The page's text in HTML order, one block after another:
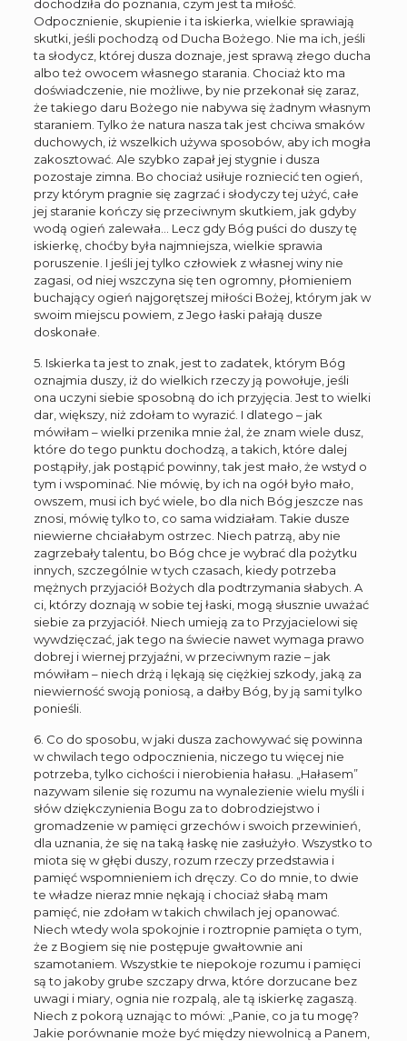
dochodziła do poznania, czym jest ta miłość.
Odpocznienie, skupienie i ta iskierka, wielkie sprawiają
skutki, jeśli pochodzą od Ducha Bożego. Nie ma ich, jeśli
ta słodycz, której dusza doznaje, jest sprawą złego ducha
albo też owocem własnego starania. Chociaż kto ma
doświadczenie, nie możliwe, by nie przekonał się zaraz,
że takiego daru Bożego nie nabywa się żadnym własnym
staraniem. Tylko że natura nasza tak jest chciwa smaków
duchowych, iż wszelkich używa sposobów, aby ich mogła
zakosztować. Ale szybko zapał jej stygnie i dusza
pozostaje zimna. Bo chociaż usiłuje rozniecić ten ogień,
przy którym pragnie się zagrzać i słodyczy tej użyć, całe
jej staranie kończy się przeciwnym skutkiem, jak gdyby
wodą ogień zalewała… Lecz gdy Bóg puści do duszy tę
iskierkę, choćby była najmniejsza, wielkie sprawia
poruszenie. I jeśli jej tylko człowiek z własnej winy nie
zagasi, od niej wszczyna się ten ogromny, płomieniem
buchający ogień najgorętszej miłości Bożej, którym jak w
swoim miejscu powiem, z Jego łaski pałają dusze
doskonałe.
5. Iskierka ta jest to znak, jest to zadatek, którym Bóg
oznajmia duszy, iż do wielkich rzeczy ją powołuje, jeśli
ona uczyni siebie sposobną do ich przyjęcia. Jest to wielki
dar, większy, niż zdołam to wyrazić. I dlatego – jak
mówiłam – wielki przenika mnie żal, że znam wiele dusz,
które do tego punktu dochodzą, a takich, które dalej
postąpiły, jak postąpić powinny, tak jest mało, że wstyd o
tym i wspominać. Nie mówię, by ich na ogół było mało,
owszem, musi ich być wiele, bo dla nich Bóg jeszcze nas
znosi, mówię tylko to, co sama widziałam. Takie dusze
niewierne chciałabym ostrzec. Niech patrzą, aby nie
zagrzebały talentu, bo Bóg chce je wybrać dla pożytku
innych, szczególnie w tych czasach, kiedy potrzeba
mężnych przyjaciół Bożych dla podtrzymania słabych. A
ci, którzy doznają w sobie tej łaski, mogą słusznie uważać
siebie za przyjaciół. Niech umieją za to Przyjacielowi się
wywdzięczać, jak tego na świecie nawet wymaga prawo
dobrej i wiernej przyjaźni, w przeciwnym razie – jak
mówiłam – niech drżą i lękają się ciężkiej szkody, jaką za
niewierność swoją poniosą, a dałby Bóg, by ją sami tylko
ponieśli.
6. Co do sposobu, w jaki dusza zachowywać się powinna
w chwilach tego odpocznienia, niczego tu więcej nie
potrzeba, tylko cichości i nierobienia hałasu. „Hałasem”
nazywam silenie się rozumu na wynalezienie wielu myśli i
słów dziękczynienia Bogu za to dobrodziejstwo i
gromadzenie w pamięci grzechów i swoich przewinień,
dla uznania, że się na taką łaskę nie zasłużyło. Wszystko to
miota się w głębi duszy, rozum rzeczy przedstawia i
pamięć wspomnieniem ich dręczy. Co do mnie, to dwie
te władze nieraz mnie nękają i chociaż słabą mam
pamięć, nie zdołam w takich chwilach jej opanować.
Niech wtedy wola spokojnie i roztropnie pamięta o tym,
że z Bogiem się nie postępuje gwałtownie ani
szamotaniem. Wszystkie te niepokoje rozumu i pamięci
są to jakoby grube szczapy drwa, które dorzucane bez
uwagi i miary, ognia nie rozpalą, ale tą iskierkę zagaszą.
Niech z pokorą uznając to mówi: „Panie, co ja tu mogę?
Jakie porównanie może być między niewolnicą a Panem,